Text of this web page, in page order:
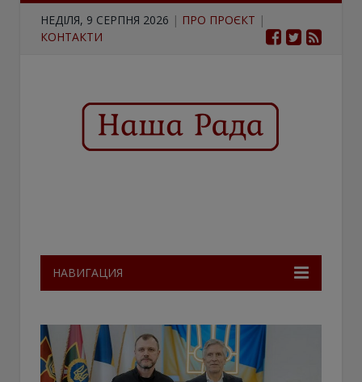
НЕДІЛЯ, 9 СЕРПНЯ 2026 | ПРО ПРОЄКТ |
КОНТАКТИ
НАВИГАЦИЯ